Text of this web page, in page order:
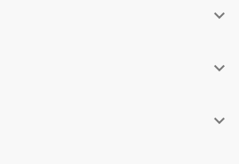


